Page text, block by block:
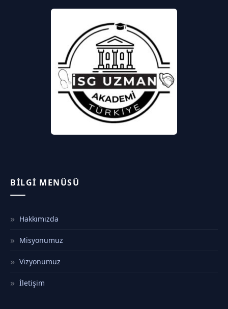
BILGI MENÜSÜ
Hakkımızda
Misyonumuz
Vizyonumuz
İletişim